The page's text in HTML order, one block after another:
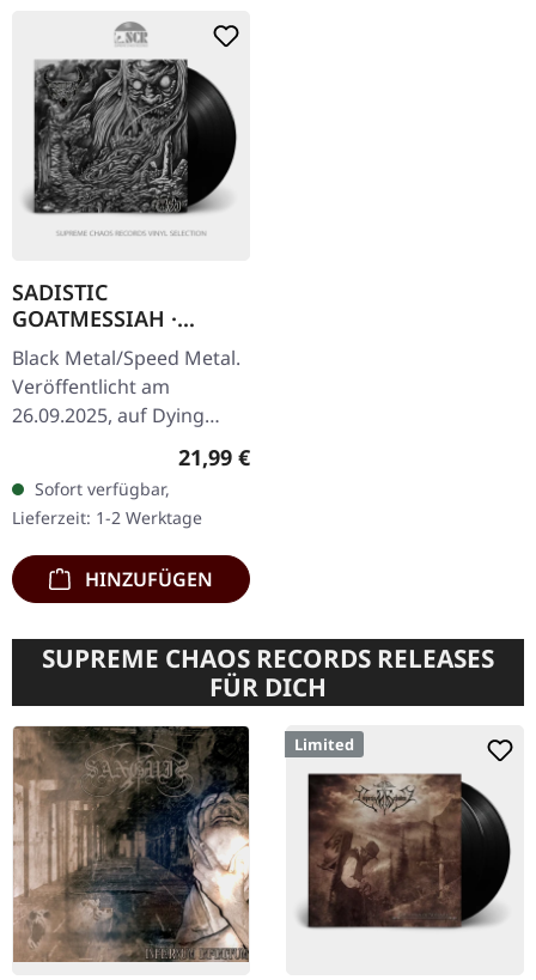
SADISTIC
GOATMESSIAH ·
Violence | BLACK LP
Black Metal/Speed Metal.
Veröffentlicht am
26.09.2025, auf Dying
Victims Productions.
Schwarzes Vinyl mit
Insert-Poster, Sticker,
Postkarte und…
Regulärer Preis:
21,99 €
Sofort verfügbar,
Lieferzeit: 1-2 Werktage
HINZUFÜGEN
SUPREME CHAOS RECORDS RELEASES
FÜR DICH
Limited